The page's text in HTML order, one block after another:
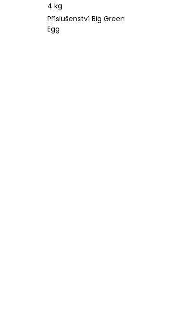
4 kg
Příslušenství Big Green
Egg